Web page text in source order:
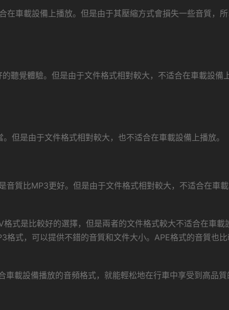
在車載設備上播放。但是由于其壓縮方式會損失一些音質，
聽覺體驗。但是由于文件格式相對較大，不适合在車載設備
但是由于文件格式相對較大，也不适合在車載設備上播放。
音質比MP3更好。但是由于文件格式相對較大，不适合在車
式是比較好的選擇，但是兩者的文件格式較大不适合在車載
格式，可以提供不錯的音質和文件大小。APE格式的音質也比
車載設備播放的音頻格式，就能輕松地在行車中享受到高品質